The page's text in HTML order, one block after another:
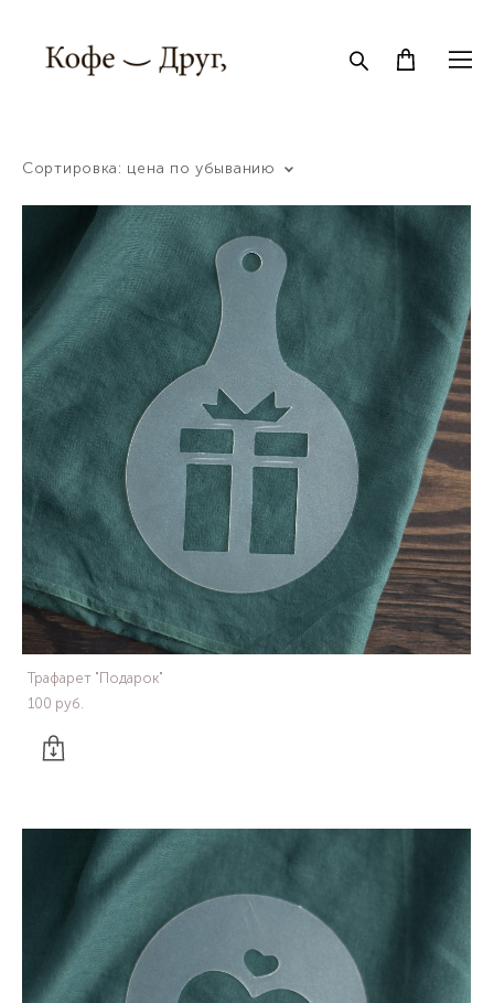
Сортировка: цена по убыванию
Трафарет "Подарок"
100 pуб.